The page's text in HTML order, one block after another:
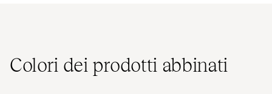
Colori dei prodotti abbinati